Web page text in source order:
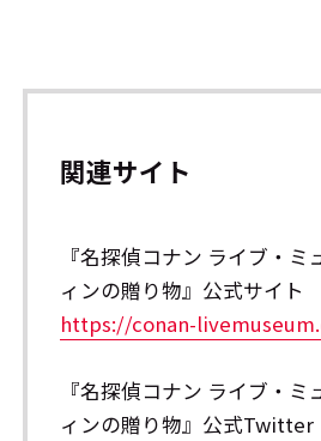
関連サイト
『名探偵コナン ライブ・ミ
ィンの贈り物』公式サイト
https://conan-
『名探偵コナン ライブ・ミ
ィンの贈り物』公式Twitter